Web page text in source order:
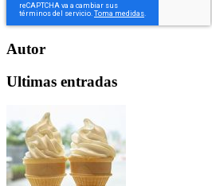
Autor
Ultimas entradas